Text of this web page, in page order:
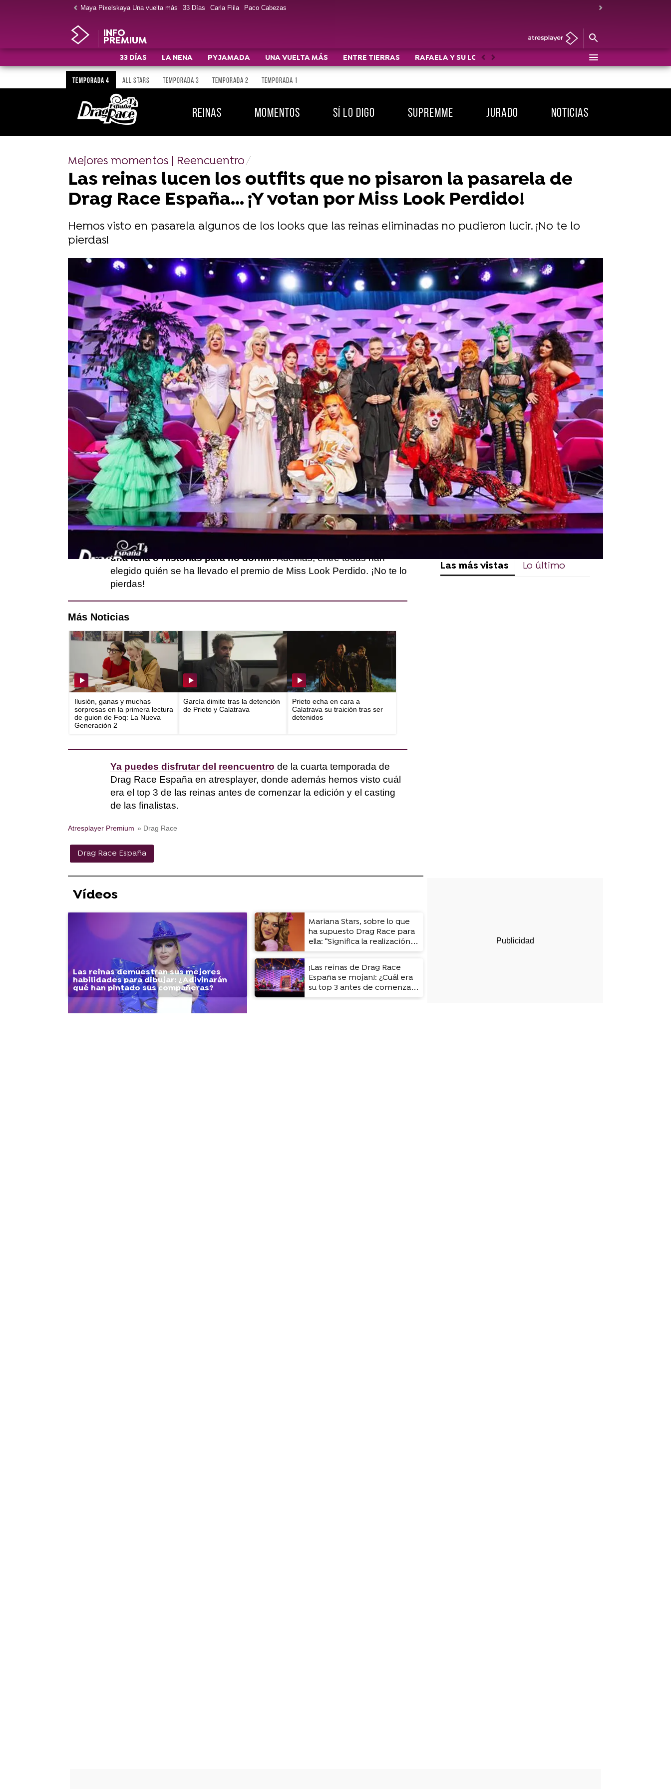
Maya Pixelskaya Una vuelta más 33 Días Carla Flila Paco Cabezas
INFO
PREMIUM
33 DÍAS LA NENA PYJAMADA UNA VUELTA MÁS ENTRE TIERRAS RAFAELA Y SU LOCO MUNDO LOS PROTEGIDOS:
AnteriorSiguiente
TEMPORADA 4 ALL STARS TEMPORADA 3 TEMPORADA 2 TEMPORADA 1
REINAS MOMENTOS SÍ LO DIGO SUPREMME JURADO NOTICIAS
Mejores momentos | Reencuentro
Las reinas lucen los outfits que no pisaron la pasarela de
Drag Race España... ¡Y votan por Miss Look Perdido!
Hemos visto en pasarela algunos de los looks que las reinas eliminadas no pudieron lucir. ¡No te lo
pierdas!
Sara Ruiz
Publicado:24 de noviembre de 2024, 20:57 WhatsappFacebook
X Flipboard
Ya estamos en la recta final de Drag Race España y las doce reinas
se han podido reencontrar en el escenario para abrir todos los
melones de esta temporada. Además, las reinas eliminadas han
tenido la oportunidad de
mostrar los looks que no pisaron la
pasarela.
Nos han dejado sin palabras con outfits para pasarelas como
una feria o Historias para no dormir. Además, entre todas han
elegido quién se ha llevado el premio de Miss Look Perdido. ¡No te lo
pierdas!
Más Noticias
Ilusión, ganas y muchas
sorpresas en la primera lectura
de guion de Foq: La Nueva
Generación 2
García dimite tras la detención
de Prieto y Calatrava
Prieto echa en cara a
Calatrava su traición tras ser
detenidos
Ya puedes disfrutar del reencuentro de la cuarta temporada de
Drag Race España en atresplayer, donde además hemos visto cuál
era el top 3 de las reinas antes de comenzar la edición y el casting
de las finalistas.
Atresplayer Premium » Drag Race
Drag Race España
Las más vistas Lo último
Vídeos
Las reinas demuestran sus mejores
habilidades para dibujar: ¿Adivinarán
qué han pintado sus compañeras?
Mariana Stars, sobre lo que
ha supuesto Drag Race para
ella: “Significa la realización
de muchos sueños”
¡Las reinas de Drag Race
España se mojan!: ¿Cuál era
su top 3 antes de comenzar
la temporada?